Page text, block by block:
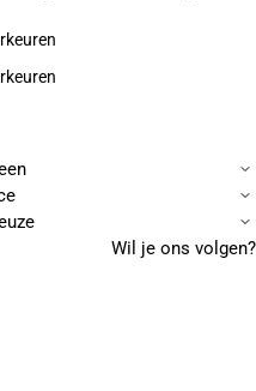
Wil je ons volgen?